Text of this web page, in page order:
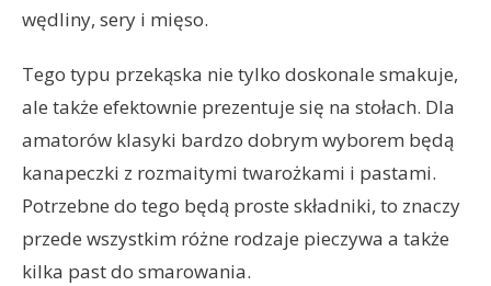
wędliny, sery i mięso.
Tego typu przekąska nie tylko doskonale smakuje,
ale także efektownie prezentuje się na stołach. Dla
amatorów klasyki bardzo dobrym wyborem będą
kanapeczki z rozmaitymi twarożkami i pastami.
Potrzebne do tego będą proste składniki, to znaczy
przede wszystkim różne rodzaje pieczywa a także
kilka past do smarowania.